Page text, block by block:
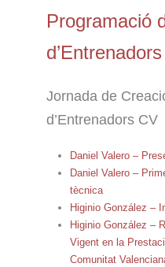
Programació
Jornada de
d’Entrenadors CV
Daniel Valero –
Daniel Valero –
tècnica
Higinio González –
Higinio González –
Vigent en la
Comunitat